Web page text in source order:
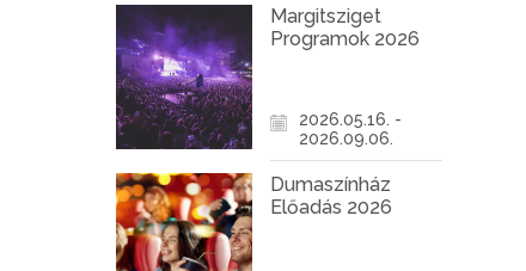
Margitsziget
Programok 2026
2026.05.16. -
2026.09.06.
Dumaszínház
Előadás 2026